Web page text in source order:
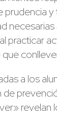
prudencia
necesarias
practicar
a los
de
revelan